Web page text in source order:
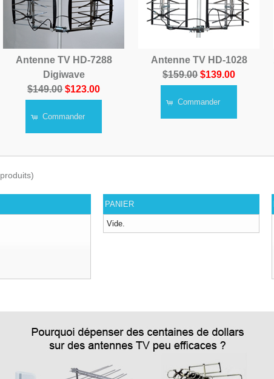
Antenne TV HD-7288
Digiwave
$149.00 $123.00
Commander
Antenne TV HD-1028
$159.00 $139.00
Commander
produits)
PANIER
Vide.